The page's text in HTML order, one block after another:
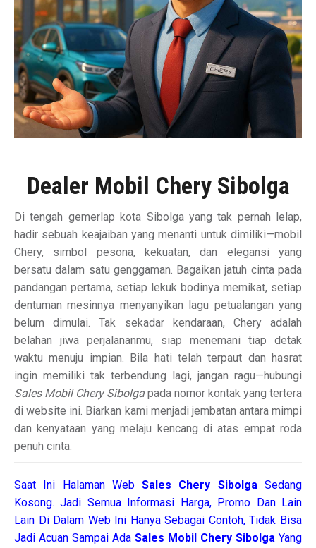
Dealer Mobil Chery Sibolga
Di tengah gemerlap kota Sibolga yang tak pernah lelap,
hadir sebuah keajaiban yang menanti untuk dimiliki—mobil
Chery, simbol pesona, kekuatan, dan elegansi yang
bersatu dalam satu genggaman. Bagaikan jatuh cinta pada
pandangan pertama, setiap lekuk bodinya memikat, setiap
dentuman mesinnya menyanyikan lagu petualangan yang
belum dimulai. Tak sekadar kendaraan, Chery adalah
belahan jiwa perjalananmu, siap menemani tiap detak
waktu menuju impian. Bila hati telah terpaut dan hasrat
ingin memiliki tak terbendung lagi, jangan ragu—hubungi
Sales Mobil Chery Sibolga pada nomor kontak yang tertera
di website ini. Biarkan kami menjadi jembatan antara mimpi
dan kenyataan yang melaju kencang di atas empat roda
penuh cinta.
Saat Ini Halaman WebSales Chery SibolgaSedang
Kosong. Jadi Semua Informasi Harga, Promo Dan Lain
Lain Di Dalam Web Ini Hanya Sebagai Contoh, Tidak Bisa
Jadi Acuan Sampai Ada Sales Mobil Chery Sibolga Yang